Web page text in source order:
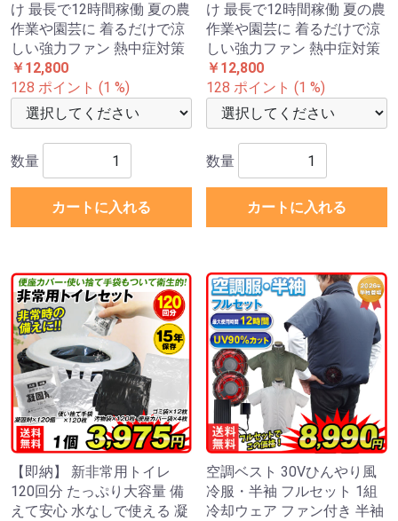
け 最長で12時間稼働 夏の農
作業や園芸に 着るだけで涼
しい強力ファン 熱中症対策
￥12,800
128 ポイント (1 %)
数量
カートに入れる
け 最長で12時間稼働 夏の農
作業や園芸に 着るだけで涼
しい強力ファン 熱中症対策
￥12,800
128 ポイント (1 %)
数量
カートに入れる
【即納】 新非常用トイレ
120回分 たっぷり大容量 備
えて安心 水なしで使える 凝
空調ベスト 30Vひんやり風
冷服・半袖 フルセット 1組
冷却ウェア ファン付き 半袖